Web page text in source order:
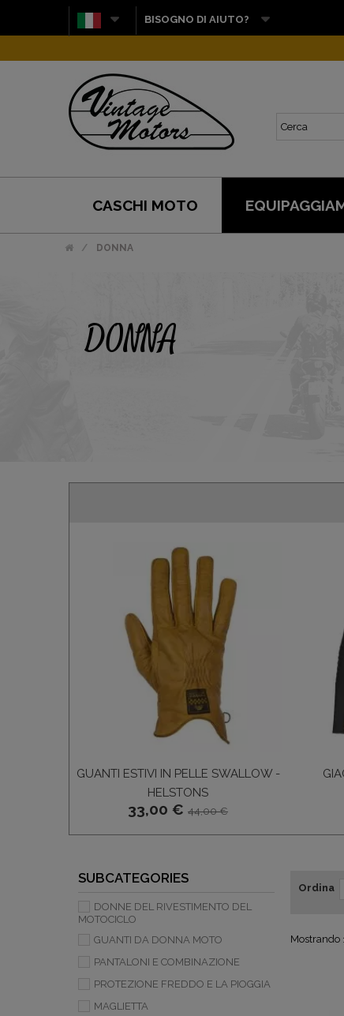
BISOGNO DI AIUTO?
CASCHI MOTO
DONNA
DONNA
GUANTI ESTIVI IN PELLE SWALLOW -
HELSTONS
33,00 € 44,00 €
SUBCATEGORIES
DONNE DEL RIVESTIMENTO DEL
MOTOCICLO
GUANTI DA DONNA MOTO
PANTALONI E COMBINAZIONE
PROTEZIONE FREDDO E LA PIOGGIA
MAGLIETTA
Ordina
Mostrando